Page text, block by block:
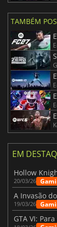
TAMBÉM
EM
20/03/26
19/03/26